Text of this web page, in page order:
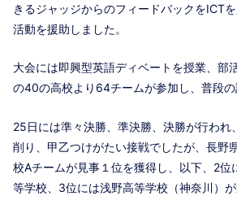
きるジャッジからのフィードバックをICT
活動を援助しました。
大会には即興型英語ディベートを授業、部
の40の高校より64チームが参加し、普段の
25日には準々決勝、準決勝、決勝が行われ
削り、甲乙つけがたい接戦でしたが、長野
校Aチームが見事１位を獲得し、以下、2位
等学校、3位には浅野高等学校（神奈川）が